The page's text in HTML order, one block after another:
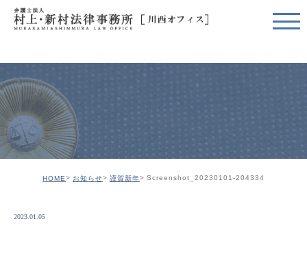
HOME お知らせ 謹賀新年 Screenshot_20230101-204334
2023.01.05